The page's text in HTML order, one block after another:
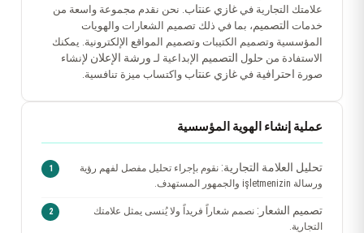
علامتك التجارية في غازي عنتاب. نحن نقدم مجموعة واسعة من
خدمات التصميم ، بما في ذلك تصميم الشعارات والهويات
المؤسسية وتصميم الكتيبات وتصميم المواقع الإلكترونية. يمكنك
الاستفادة من حلول التصميم الإبداعية لـ ورشة الإعلان لإنشاء
صورة احترافية في غازي عنتاب واكتساب ميزة تنافسية.
عملية إنشاء الهوية المؤسسية
تحليل العلامة التجارية: نقوم بإجراء تحليل مفصل لفهم رؤية
ورسالة işletmenizin والجمهور المستهدف.
تصميم الشعار: نصمم شعاراً فريداً ولا يُنسى يمثل علامتك
التجارية.